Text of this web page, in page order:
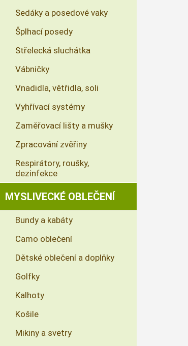
Sedáky a posedové vaky
Šplhací posedy
Střelecká sluchátka
Vábničky
Vnadidla, větřidla, soli
Vyhřívací systémy
Zaměřovací lišty a mušky
Zpracování zvěřiny
Respirátory, roušky,
dezinfekce
MYSLIVECKÉ OBLEČENÍ
Bundy a kabáty
Camo oblečení
Dětské oblečení a doplňky
Golfky
Kalhoty
Košile
Mikiny a svetry